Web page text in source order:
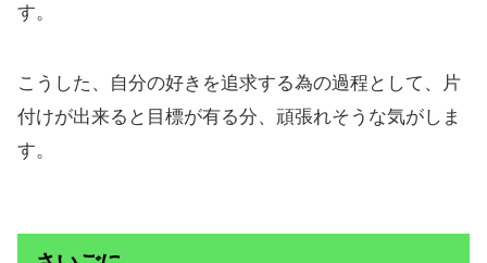
す。
こうした、自分の好きを追求する為の過程として、片
付けが出来ると目標が有る分、頑張れそうな気がしま
す。